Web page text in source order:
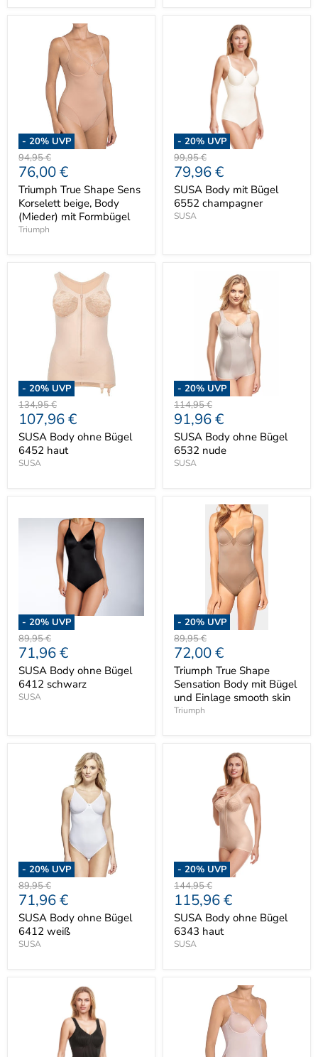
- 20% UVP
Ursprünglicher
Preis
94,95 €
Aktueller
Preis
76,00 €
Triumph True Shape Sens
Korselett beige, Body
(Mieder) mit Formbügel
Triumph
- 20% UVP
Ursprünglicher
Preis
99,95 €
Aktueller
Preis
79,96 €
SUSA Body mit Bügel
6552 champagner
SUSA
- 20% UVP
Ursprünglicher
Preis
134,95 €
Aktueller
Preis
107,96 €
SUSA Body ohne Bügel
6452 haut
SUSA
- 20% UVP
Ursprünglicher
Preis
114,95 €
Aktueller
Preis
91,96 €
SUSA Body ohne Bügel
6532 nude
SUSA
- 20% UVP
Ursprünglicher
Preis
89,95 €
Aktueller
Preis
71,96 €
SUSA Body ohne Bügel
6412 schwarz
SUSA
- 20% UVP
Ursprünglicher
Preis
89,95 €
Aktueller
Preis
72,00 €
Triumph True Shape
Sensation Body mit Bügel
und Einlage smooth skin
Triumph
- 20% UVP
Ursprünglicher
Preis
89,95 €
Aktueller
Preis
71,96 €
SUSA Body ohne Bügel
6412 weiß
SUSA
- 20% UVP
Ursprünglicher
Preis
144,95 €
Aktueller
Preis
115,96 €
SUSA Body ohne Bügel
6343 haut
SUSA